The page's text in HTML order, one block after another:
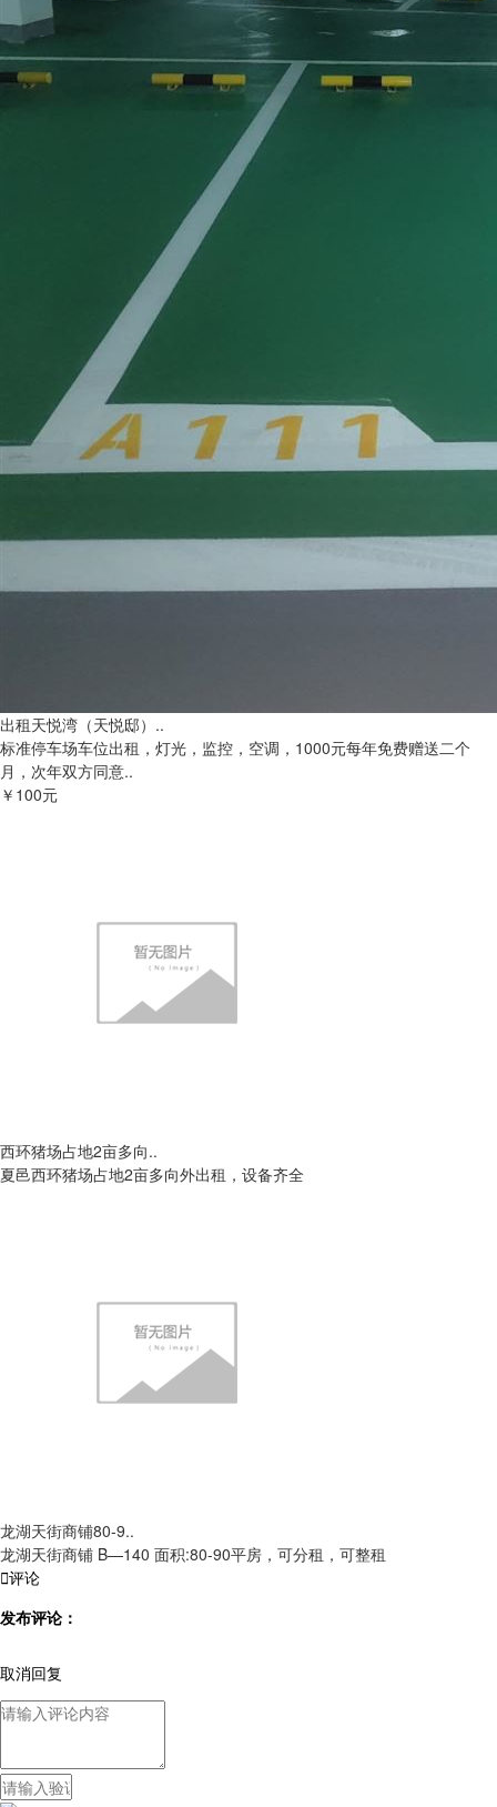
出租天悦湾（天悦邸）..
标准停车场车位出租，灯光，监控，空调，1000元每年免费赠送二个
月，次年双方同意..
￥100元
西环猪场占地2亩多向..
夏邑西环猪场占地2亩多向外出租，设备齐全
龙湖天街商铺80-9..
龙湖天街商铺 B—140 面积:80-90平房，可分租，可整租
评论
发布评论：
取消回复